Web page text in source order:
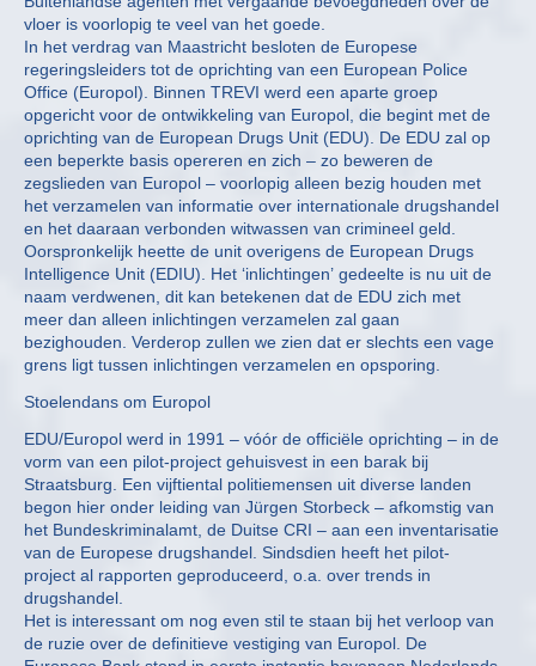
vloer is voorlopig te veel van het goede.
In het verdrag van Maastricht besloten de Europese
regeringsleiders tot de oprichting van een European Police
Office (Europol). Binnen TREVI werd een aparte groep
opgericht voor de ontwikkeling van Europol, die begint met de
oprichting van de European Drugs Unit (EDU). De EDU zal op
een beperkte basis opereren en zich – zo beweren de
zegslieden van Europol – voorlopig alleen bezig houden met
het verzamelen van informatie over internationale drugshandel
en het daaraan verbonden witwassen van crimineel geld.
Oorspronkelijk heette de unit overigens de European Drugs
Intelligence Unit (EDIU). Het ‘inlichtingen’ gedeelte is nu uit de
naam verdwenen, dit kan betekenen dat de EDU zich met
meer dan alleen inlichtingen verzamelen zal gaan
bezighouden. Verderop zullen we zien dat er slechts een vage
grens ligt tussen inlichtingen verzamelen en opsporing.
Stoelendans om Europol
EDU/Europol werd in 1991 – vóór de officiële oprichting – in de
vorm van een pilot-project gehuisvest in een barak bij
Straatsburg. Een vijftiental politiemensen uit diverse landen
begon hier onder leiding van Jürgen Storbeck – afkomstig van
het Bundeskriminalamt, de Duitse CRI – aan een inventarisatie
van de Europese drugshandel. Sindsdien heeft het pilot-
project al rapporten geproduceerd, o.a. over trends in
drugshandel.
Het is interessant om nog even stil te staan bij het verloop van
de ruzie over de definitieve vestiging van Europol. De